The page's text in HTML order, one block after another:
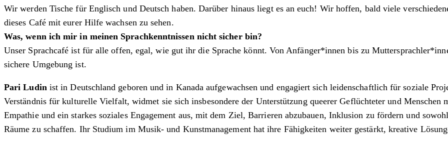
Wir werden Tische für Englisch und Deutsch haben. Darüber hinaus liegt es an euch! Wir hoffen, bald viele
dieses Café mit eurer Hilfe wachsen zu sehen.
Was, wenn ich mir in meinen Sprachkenntnissen nicht sicher bin?
Unser Sprachcafé ist für alle offen, egal, wie gut ihr die Sprache könnt. Von Anfänger*innen bis zu
sichere Umgebung ist.
Pari Ludin ist in Deutschland geboren und in Kanada aufgewachsen und engagiert sich leidenschaftlich für soziale
Verständnis für kulturelle Vielfalt, widmet sie sich insbesondere der Unterstützung queerer Geflüchteter und
Empathie und ein starkes soziales Engagement aus, mit dem Ziel, Barrieren abzubauen, Inklusion zu fördern und
Räume zu schaffen. Ihr Studium im Musik- und Kunstmanagement hat ihre Fähigkeiten weiter gestärkt, kreative